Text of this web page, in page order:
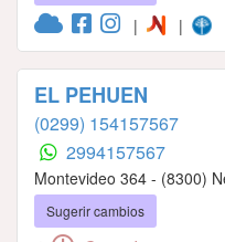
| |
EL PEHUEN
(0299) 154157567
2994157567
Montevideo 364 - (8300)
Sugerir cambios